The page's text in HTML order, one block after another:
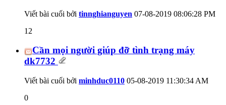
Viết bài cuối bởi tinnghianguyen 07-08-2019 08:06:28 PM
12
Cần mọi người giúp đỡ tình trạng máy
dk7732
Viết bài cuối bởi minhduc0110 05-08-2019 11:30:34 AM
0